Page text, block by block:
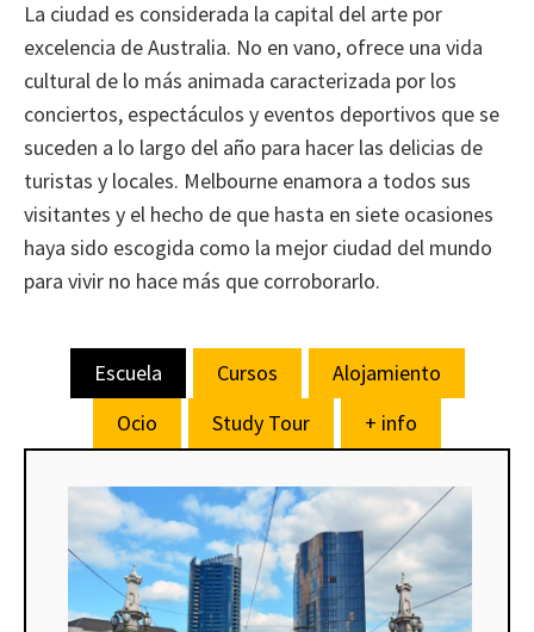
La ciudad es considerada la capital del arte por
excelencia de Australia. No en vano, ofrece una vida
cultural de lo más animada caracterizada por los
conciertos, espectáculos y eventos deportivos que se
suceden a lo largo del año para hacer las delicias de
turistas y locales. Melbourne enamora a todos sus
visitantes y el hecho de que hasta en siete ocasiones
haya sido escogida como la mejor ciudad del mundo
para vivir no hace más que corroborarlo.
Escuela Cursos
Alojamiento
Ocio
Study Tour + info